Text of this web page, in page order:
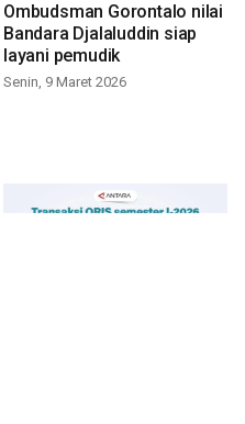
Ombudsman Gorontalo nilai
Bandara Djalaluddin siap
layani pemudik
Senin, 9 Maret 2026